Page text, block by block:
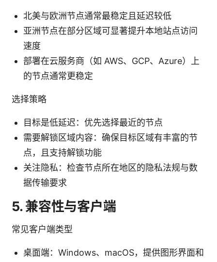
北美与欧洲节点通常最稳定且延迟较低
亚洲节点在部分区域可显著提升本地站点访问
速度
部署在云服务商（如 AWS、GCP、Azure）上
的节点通常更稳定
选择策略
目标是低延迟：优先选择最近的节点
需要解锁区域内容：确保目标区域有丰富的节
点，且支持解锁功能
关注隐私：检查节点所在地区的隐私法规与数
据传输要求
5. 兼容性与客户端
常见客户端类型
桌面端：Windows、macOS，提供图形界面和